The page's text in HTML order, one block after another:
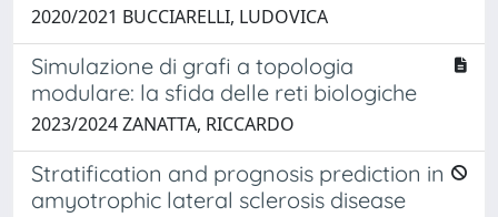
2020/2021 BUCCIARELLI, LUDOVICA
Simulazione di grafi a topologia
modulare: la sfida delle reti biologiche
2023/2024 ZANATTA, RICCARDO
Stratification and prognosis prediction in
amyotrophic lateral sclerosis disease